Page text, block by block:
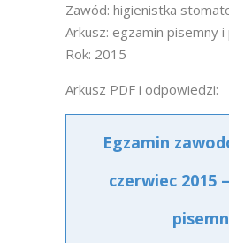
Zawód: higienistka
Arkusz: egzamin pisemny
Rok: 2015
Arkusz PDF i odpowiedzi:
Egzamin
czerwiec 2015